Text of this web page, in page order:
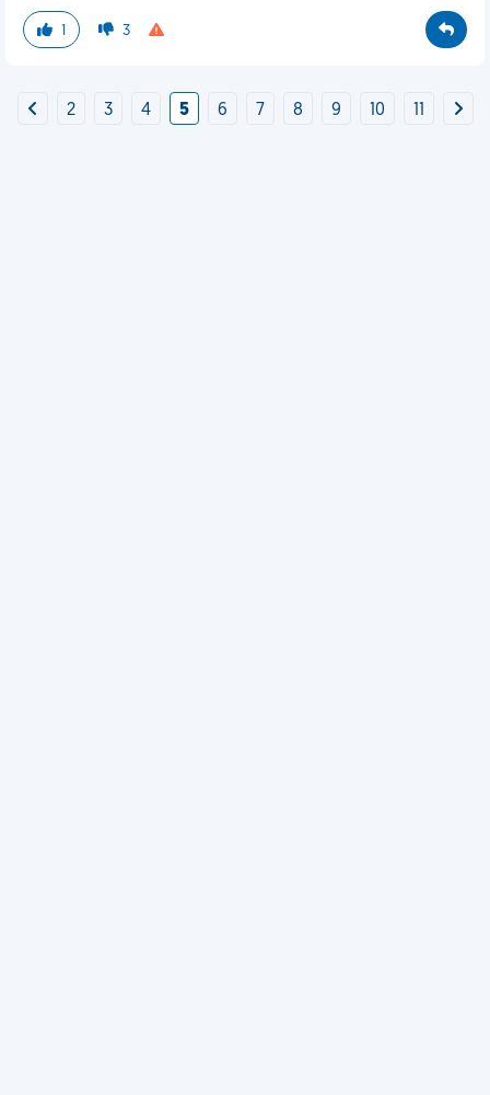
1 3
2 3 4 5 6 7 8 9 10